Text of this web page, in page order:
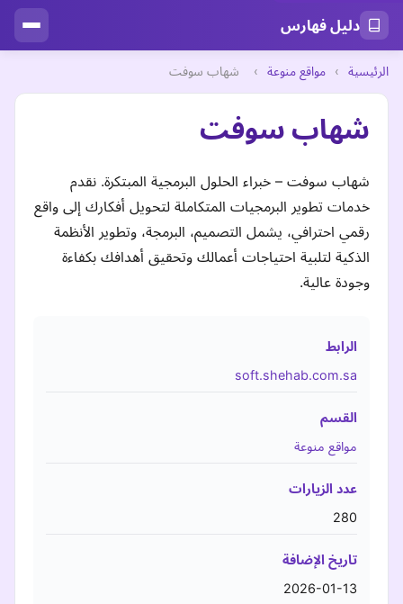
دليل فهارس
الرئيسية › مواقع منوعة › شهاب سوفت
شهاب سوفت
شهاب سوفت – خبراء الحلول البرمجية المبتكرة. نقدم
خدمات تطوير البرمجيات المتكاملة لتحويل أفكارك إلى واقع
رقمي احترافي، يشمل التصميم، البرمجة، وتطوير الأنظمة
الذكية لتلبية احتياجات أعمالك وتحقيق أهدافك بكفاءة
وجودة عالية.
الرابط
soft.shehab.com.sa
القسم
مواقع منوعة
عدد الزيارات
280
تاريخ الإضافة
2026-01-13